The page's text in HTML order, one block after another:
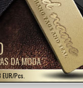
DA MODA
Pcs.